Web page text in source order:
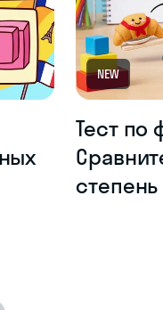
NEW
Тест по